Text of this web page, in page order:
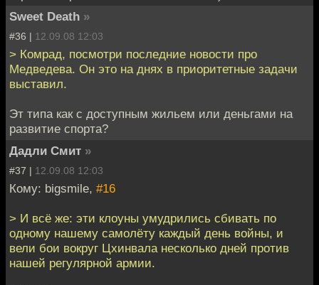
Sweet Death »
#36 | 12.09.08 12:03
> Комрад, посмотри последние новости про
Медведева. Он это на днях в приоритетные задачи
выставил.
Эт типа как с доступным жильем или деньгами на
развитие спорта?
Дадли Смит »
#37 | 12.09.08 12:03
Кому: bigsmile, #16
> И всё же: эти клоуны умудрились сбивать по
одному нашему самолёту каждый день войны, и
вели бои вокруг Цхинвала несколько дней против
нашей регулярной армии.